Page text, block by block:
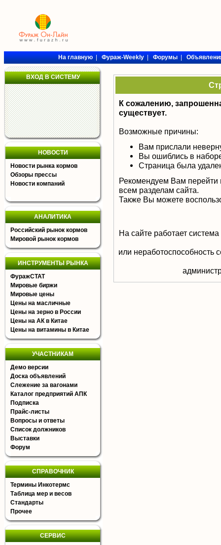
На главную|Фураж-Weekly|Форумы|
ВХОД В СИСТЕМУ
НОВОСТИ
Новости рынка кормов
Обзоры прессы
Новости компаний
АНАЛИТИКА
Российский рынок кормов
Мировой рынок кормов
ИНСТРУМЕНТЫ РЫНКА
ФуражСТАТ
Мировые биржи
Мировые цены
Цены на масличные
Цены на зерно в России
Цены на АК в Китае
Цены на витамины в Китае
УЧАСТНИКАМ
Демо версии
Доска объявлений
Слежение за вагонами
Каталог предприятий АПК
Подписка
Прайс-листы
Вопросы и ответы
Список должников
Выставки
Форум
СПРАВОЧНИК
Термины Инкотермс
Таблица мер и весов
Стандарты
Прочее
СЕРВИС
К сожалению,
существует.
Возможные причины:
Вам прислали
Вы ошиблись в
Страница была
Рекомендуем Вам перейти
всем разделам сайта.
Также Вы можете
На сайте работает
или неработоспособность